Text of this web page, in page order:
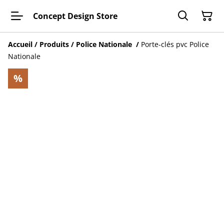
Concept Design Store
Accueil / Produits / Police Nationale / Porte-clés pvc Police
Nationale
%